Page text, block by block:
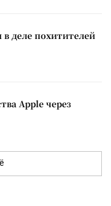
деле похитителей
Apple через